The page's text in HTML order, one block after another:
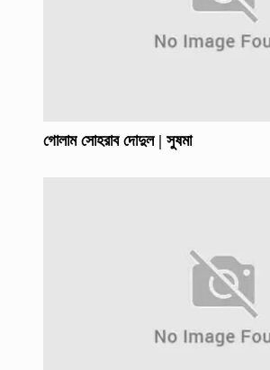
গোলাম সোহরাব দোদুল | সুষমা